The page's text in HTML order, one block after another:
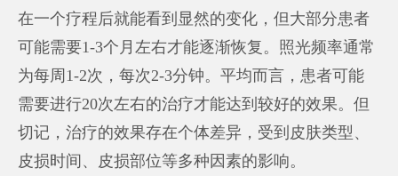
在一个疗程后就能看到显然的变化，但大部分患者
可能需要1-3个月左右才能逐渐恢复。照光频率通常
为每周1-2次，每次2-3分钟。平均而言，患者可能
需要进行20次左右的治疗才能达到较好的效果。但
切记，治疗的效果存在个体差异，受到皮肤类型、
皮损时间、皮损部位等多种因素的影响。